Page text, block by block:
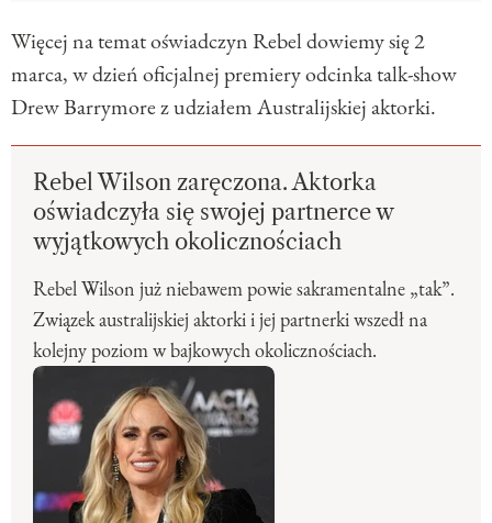
Więcej na temat oświadczyn Rebel dowiemy się 2
marca, w dzień oficjalnej premiery odcinka talk-show
Drew Barrymore z udziałem Australijskiej aktorki.
Rebel Wilson zaręczona. Aktorka
oświadczyła się swojej partnerce w
wyjątkowych okolicznościach
Rebel Wilson już niebawem powie sakramentalne „tak”.
Związek australijskiej aktorki i jej partnerki wszedł na
kolejny poziom w bajkowych okolicznościach.